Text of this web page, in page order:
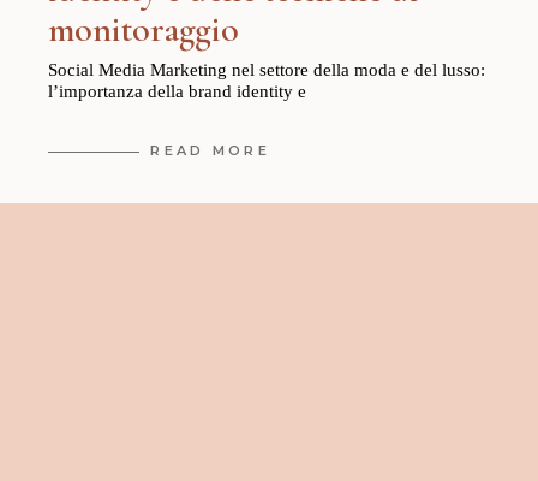
monitoraggio
Social Media Marketing nel settore della moda e del lusso:
l’importanza della brand identity e
READ MORE